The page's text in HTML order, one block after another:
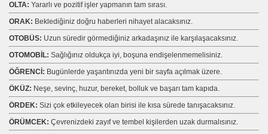
OLTA: Yararlı ve pozitif işler yapmanın tam sırası.
ORAK: Beklediğiniz doğru haberleri nihayet alacaksınız.
OTOBÜS: Uzun süredir görmediğiniz arkadaşınız ile karşılaşacaksınız.
OTOMOBİL: Sağlığınız oldukça iyi, boşuna endişelenmemelisiniz.
ÖĞRENCİ: Bugünlerde yaşantınızda yeni bir sayfa açılmak üzere.
ÖKÜZ: Neşe, sevinç, huzur, bereket, bolluk ve başarı tam kapıda.
ÖRDEK: Sizi çok etkileyecek olan birisi ile kısa sürede tanışacaksınız.
ÖRÜMCEK: Çevrenizdeki zayıf ve tembel kişilerden uzak durmalısınız.